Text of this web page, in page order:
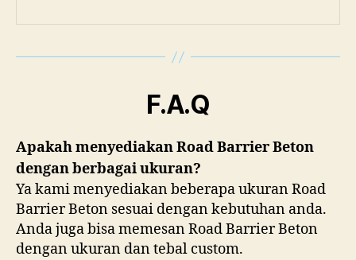
F.A.Q
Apakah menyediakan Road Barrier Beton
dengan berbagai ukuran?
Ya kami menyediakan beberapa ukuran Road
Barrier Beton sesuai dengan kebutuhan anda.
Anda juga bisa memesan Road Barrier Beton
dengan ukuran dan tebal custom.